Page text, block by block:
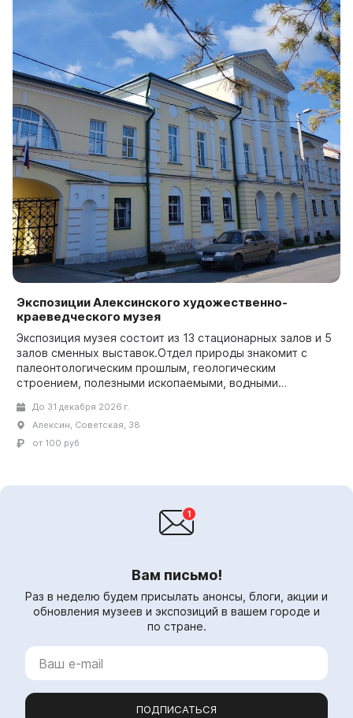
Экспозиции Алексинского художественно-
краеведческого музея
Экспозиция музея состоит из 13 стационарных залов и 5
залов сменных выставок.Отдел природы знакомит с
палеонтологическим прошлым, геологическим
строением, полезными ископаемыми, водными
До 31 декабря 2026 г.
Алексин, Советская, 38
от 100 руб
Вам письмо!
Раз в неделю будем присылать анонсы, блоги, акции и
обновления музеев и экспозиций в вашем городе и
по стране.
ПОДПИСАТЬСЯ